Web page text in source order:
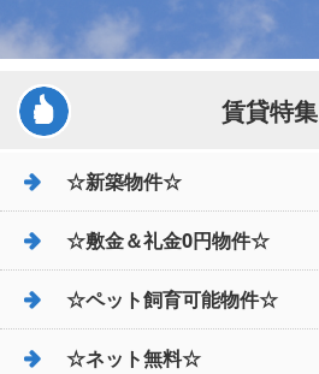
賃貸特集
☆新築物件☆
☆敷金＆礼金0円物件☆
☆ペット飼育可能物件☆
☆ネット無料☆